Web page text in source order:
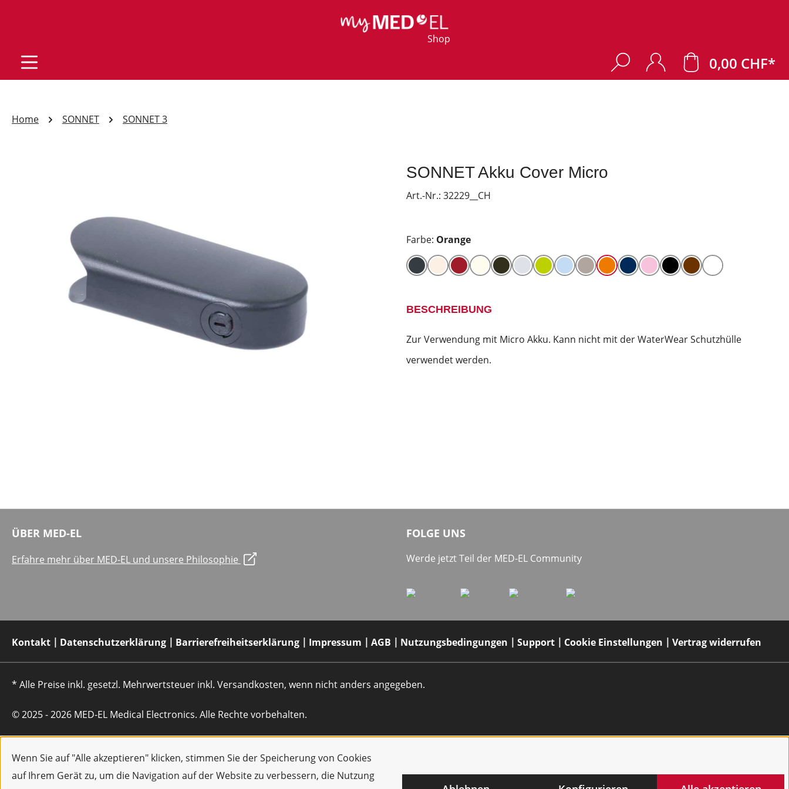
Wenn Sie auf "Alle akzeptieren" klicken, stimmen Sie der Speicherung von Cookies
auf Ihrem Gerät zu, um die Navigation auf der Website zu verbessern, die Nutzung
Shop
0,00 CHF*
Home SONNET SONNET 3
SONNET Akku Cover Micro
Art.-Nr.: 32229__CH
Farbe: Orange
BESCHREIBUNG
Zur Verwendung mit Micro Akku. Kann nicht mit der WaterWear Schutzhülle
verwendet werden.
ÜBER MED-EL
Erfahre mehr über MED-EL und unsere Philosophie
FOLGE UNS
Werde jetzt Teil der MED-EL Community
Kontakt Datenschutzerklärung Barrierefreiheitserklärung Impressum AGB Nutzungsbedingungen Support Cookie Einstellungen Vertrag widerrufen
* Alle Preise inkl. gesetzl. Mehrwertsteuer inkl. Versandkosten, wenn nicht anders angegeben.
© 2025 - 2026 MED-EL Medical Electronics. Alle Rechte vorbehalten.